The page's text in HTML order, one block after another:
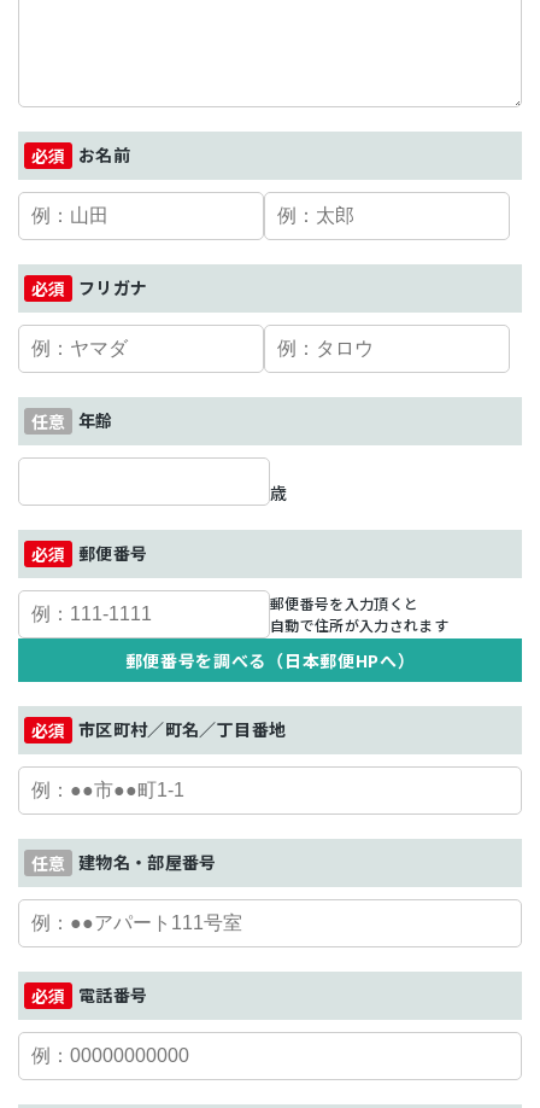
お名前
フリガナ
年齢
歳
郵便番号
郵便番号を入力頂くと
自動で住所が入力されます
郵便番号を調べる（日本郵便HPへ）
市区町村／町名／丁目番地
建物名・部屋番号
電話番号